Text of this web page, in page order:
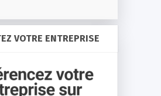
VOTRE ENTREPRISE